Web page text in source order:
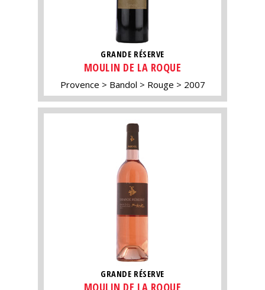
GRANDE RÉSERVE
MOULIN DE LA ROQUE
Provence Bandol Rouge 2007
GRANDE RÉSERVE
MOULIN DE LA ROQUE